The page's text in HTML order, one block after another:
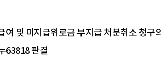
및 미지급위로금 부지급 처분취소 청구
63818 판결